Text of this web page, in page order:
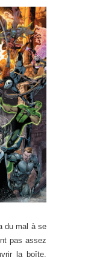
du mal à se
pas assez
la boîte.